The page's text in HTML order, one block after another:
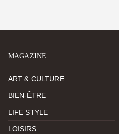
MAGAZINE
ART & CULTURE
BIEN-ÊTRE
LIFE STYLE
LOISIRS